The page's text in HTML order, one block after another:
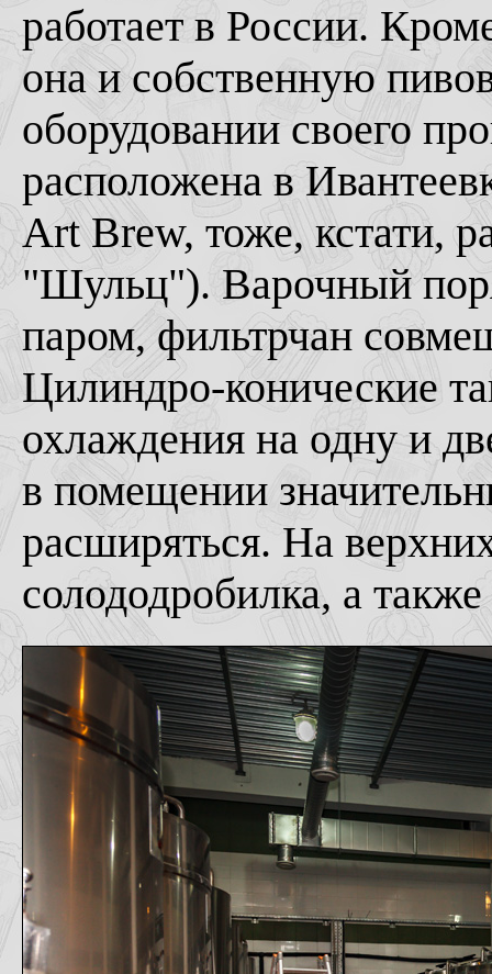
работает в России.
она и собственную
оборудовании своего
расположена в
Art Brew, тоже, кстати,
"Шульц"). Варочный
паром, фильтрчан
Цилиндро-конические
охлаждения на одну и
в помещении
расширяться. На
солододробилка, а